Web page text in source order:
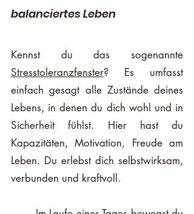
balanciertes Leben
Stresstoleranzfenster? Es umfasst
einfach gesagt alle Zustände deines
Lebens, in denen du dich wohl und in
Sicherheit fühlst. Hier hast du
Kapazitäten, Motivation, Freude am
Leben. Du erlebst dich selbstwirksam,
verbunden und kraftvoll.